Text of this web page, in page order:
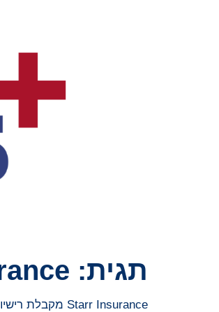
תגית:
Starr Insurance מקבלת רישיון להפעלת סניף בסיאול